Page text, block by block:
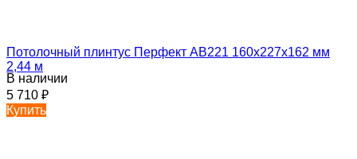
Потолочный плинтус Перфект AB221 160х227х162 мм
2,44 м
В наличии
5 710 ₽
Купить